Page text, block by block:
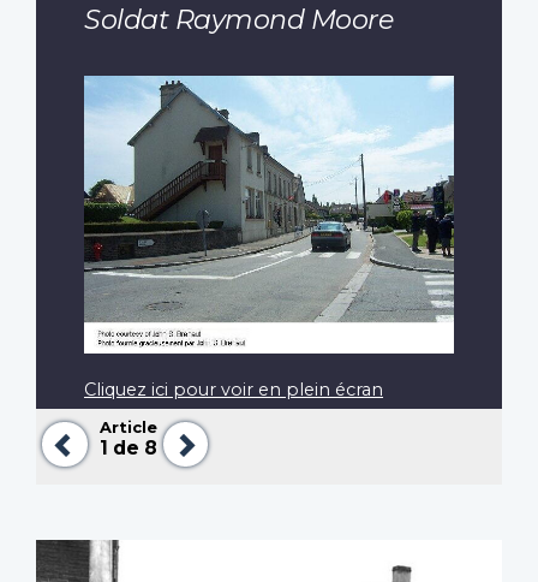
Précédent
Article
1 de 8
Suivant
Soldat Raymond Moore
Cliquez ici pour voir en plein écran